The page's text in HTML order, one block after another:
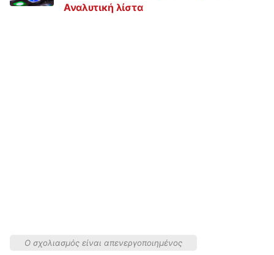
Αναλυτική λίστα
Ο σχολιασμός είναι απενεργοποιημένος